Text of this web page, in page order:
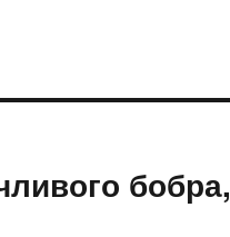
бобра,